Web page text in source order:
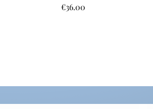
Price
€36.00